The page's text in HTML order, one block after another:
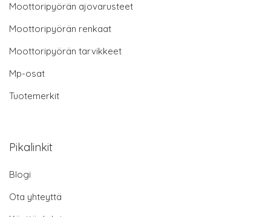
Moottoripyörän ajovarusteet
Moottoripyörän renkaat
Moottoripyörän tarvikkeet
Mp-osat
Tuotemerkit
Pikalinkit
Blogi
Ota yhteyttä